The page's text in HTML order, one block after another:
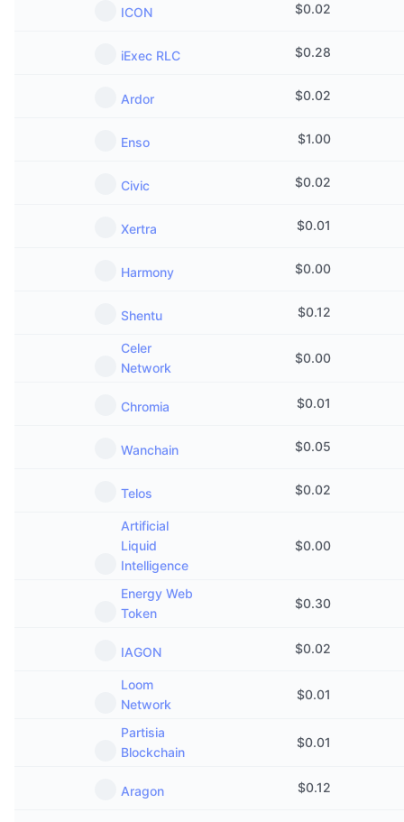
ICO календар
Календар на събитията
ICON $0.02
iExec RLC $0.28
Ardor $0.02
Enso $1.00
Civic $0.02
Xertra $0.01
Harmony $0.00
Shentu $0.12
Celer
Network
$0.00
Chromia $0.01
Wanchain $0.05
Telos $0.02
Artificial
Liquid
Intelligence
$0.00
Energy Web
Token
$0.30
IAGON $0.02
Loom
Network
$0.01
Partisia
Blockchain
$0.01
Aragon $0.12